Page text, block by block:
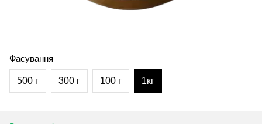
Фасування
500 г 300 г 100 г 1кг